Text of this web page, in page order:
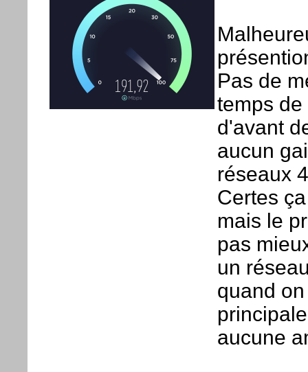
Pas de
temps
d'avant
aucun
réseaux
Certes
mais le
pas
un
quand
aucune